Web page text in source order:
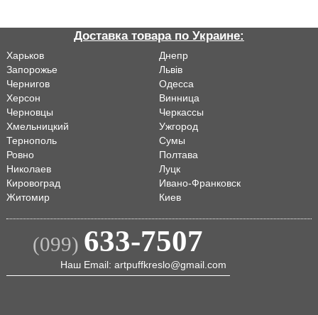
Доставка товара по Украине:
Харьков
Днепр
Запорожье
Львiв
Чернигов
Одесса
Херсон
Винница
Черновцы
Черкассы
Хмельницкий
Ужгород
Тернополь
Сумы
Ровно
Полтава
Николаев
Луцк
Кировоград
Ивано-Франковск
Житомир
Киев
(099) 633-7507
Наш Email: artpuffkreslo@gmail.com